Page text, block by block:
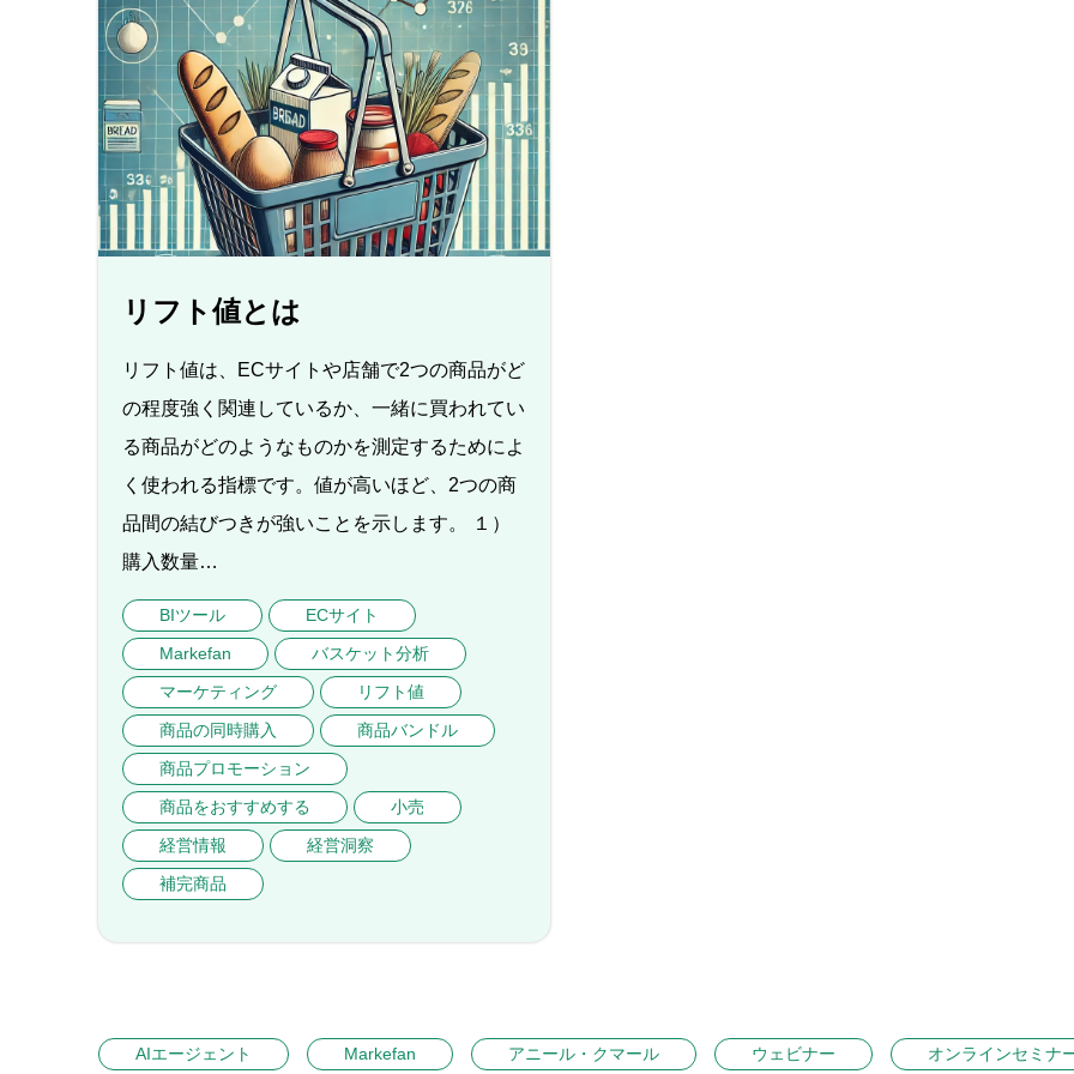
リフト値とは
リフト値は、ECサイトや店舗で2つの商品がど
の程度強く関連しているか、一緒に買われてい
る商品がどのようなものかを測定するためによ
く使われる指標です。値が高いほど、2つの商
品間の結びつきが強いことを示します。 １）
購入数量…
BIツール
ECサイト
Markefan
バスケット分析
マーケティング
リフト値
商品の同時購入
商品バンドル
商品プロモーション
商品をおすすめする
小売
経営情報
経営洞察
補完商品
AIエージェント Markefan アニール・クマール ウェビナー オンラインセミナ